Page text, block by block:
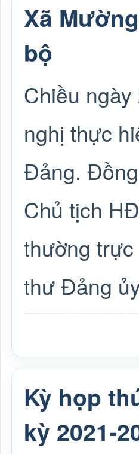
Xã
bộ
Chiều
nghị thực
Đảng.
Chủ tịch
thường
thư Đảng
Kỳ họp
kỳ 2021-